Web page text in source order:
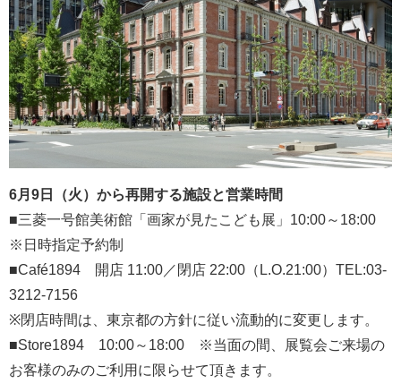
6月9日（火）から再開する施設と営業時間
■三菱一号館美術館「画家が見たこども展」10:00～18:00
※日時指定予約制
■Café1894 開店 11:00／閉店 22:00（L.O.21:00）TEL:03-
3212-7156
※閉店時間は、東京都の方針に従い流動的に変更します。
■Store1894 10:00～18:00 ※当面の間、展覧会ご来場の
お客様のみのご利用に限らせて頂きます。